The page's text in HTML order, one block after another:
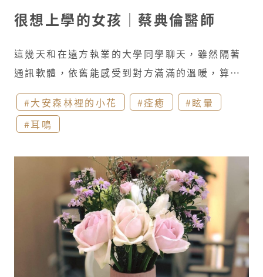
很想上學的女孩｜蔡典倫醫師
這幾天和在遠方執業的大學同學聊天，雖然隔著
通訊軟體，依舊能感受到對方滿滿的溫暖，算了
一下時間也相識快20年，真是令人驚嘆的數字！
由於彼此專科的關係，共同聊到了眩暈診斷的困
難之處，因為其實沒有單項(或幾項)檢查可以完
容易的話，小兒眩暈的診治則是相當困難。 在先
前還不太有學校停課的月份，一位父親帶著嬌小
的女孩來就診。表示最近幾周內，時常覺得頭很
昏之外，發生了幾次失去知覺的昏倒，所以已和
學校請假快一個月了。 從聽完病史敘述到開始檢
查前，體型都讓我以為是小學生中低年級的女
#大安森林裡的小花 #痊癒
#眩暈
#耳鳴